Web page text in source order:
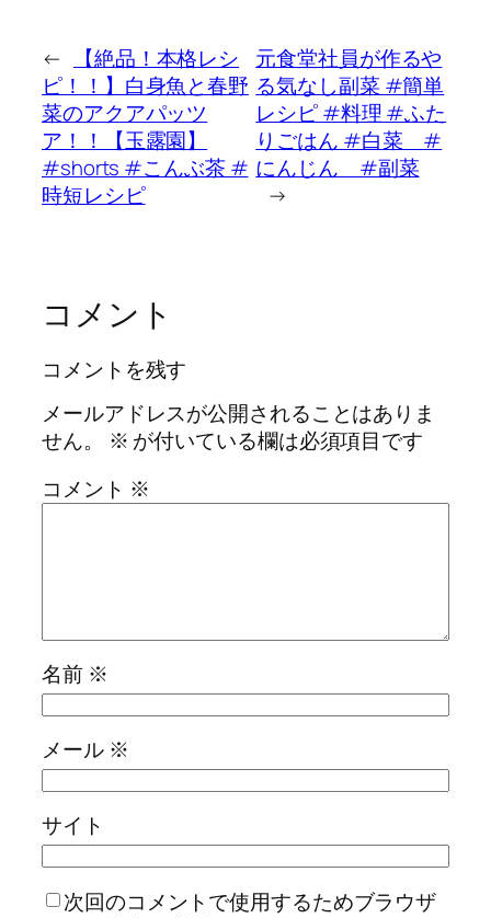
←
【絶品！本格レシ
ピ！！】白身魚と春野
菜のアクアパッツ
ア！！【玉露園】
#shorts #こんぶ茶 #
時短レシピ
元食堂社員が作るや
る気なし副菜 #簡単
レシピ #料理 #ふた
りごはん #白菜 #
にんじん #副菜
→
コメント
コメントを残す
メールアドレスが公開されることはありま
せん。
※ が付いている欄は必須項目です
コメント ※
名前 ※
メール ※
サイト
次回のコメントで使用するためブラウザ